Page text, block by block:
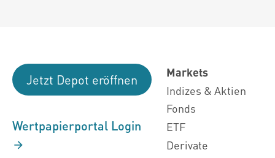
Jetzt Depot eröffnen
Wertpapierportal Login
Markets
Indizes & Aktien
Fonds
ETF
Derivate